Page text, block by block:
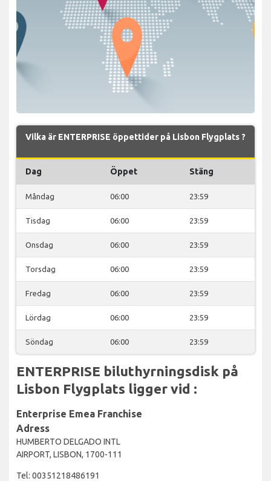
Vilka är ENTERPRISE öppettider på Lisbon Flygplats ?
Dag Öppet Stäng
Måndag 06:00 23:59
Tisdag 06:00 23:59
Onsdag 06:00 23:59
Torsdag 06:00 23:59
Fredag 06:00 23:59
Lördag 06:00 23:59
Söndag 06:00 23:59
ENTERPRISE biluthyrningsdisk på
Lisbon Flygplats ligger vid :
Enterprise Emea Franchise
Adress
HUMBERTO DELGADO INTL
AIRPORT, LISBON, 1700-111
Tel: 00351218486191